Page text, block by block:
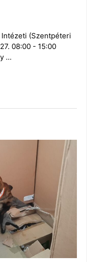
(Szentpéteri
08:00 - 15:00
…